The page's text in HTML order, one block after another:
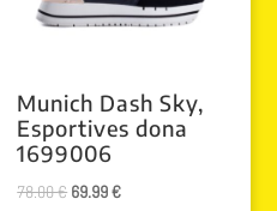
Munich Dash Sky,
Esportives dona
1699006
78.00€ El
69.99€El